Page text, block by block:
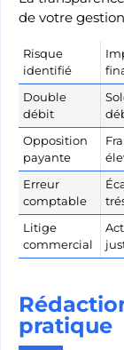
de votre
Risque
identifié
Double
débit
Opposition
payante
Erreur
comptable
Litige
commercial
pratique